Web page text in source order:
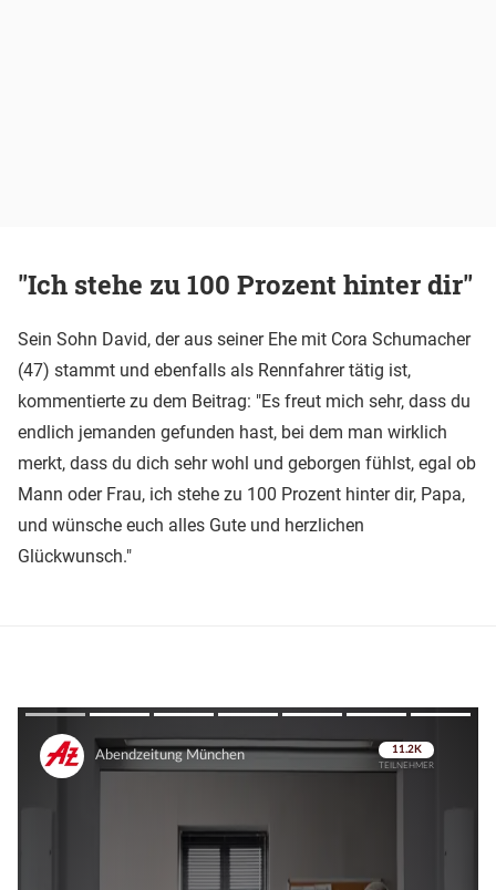
"Ich stehe zu 100 Prozent hinter dir"
Sein Sohn David, der aus seiner Ehe mit Cora Schumacher
(47) stammt und ebenfalls als Rennfahrer tätig ist,
kommentierte zu dem Beitrag: "Es freut mich sehr, dass du
endlich jemanden gefunden hast, bei dem man wirklich
merkt, dass du dich sehr wohl und geborgen fühlst, egal ob
Mann oder Frau, ich stehe zu 100 Prozent hinter dir, Papa,
und wünsche euch alles Gute und herzlichen
Glückwunsch."
Überspringen